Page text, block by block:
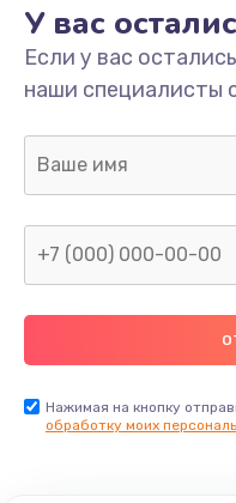
Замена
У вас
Если у вас
наши специалисты
Нажимая на кнопку
обработку моих